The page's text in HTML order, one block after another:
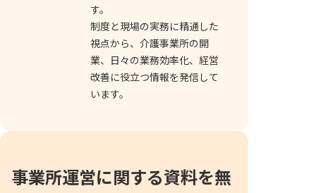
す。
制度と現場の実務に精通した
視点から、介護事業所の開
業、日々の業務効率化、経営
改善に役立つ情報を発信して
います。
事業所運営に関する資料を無